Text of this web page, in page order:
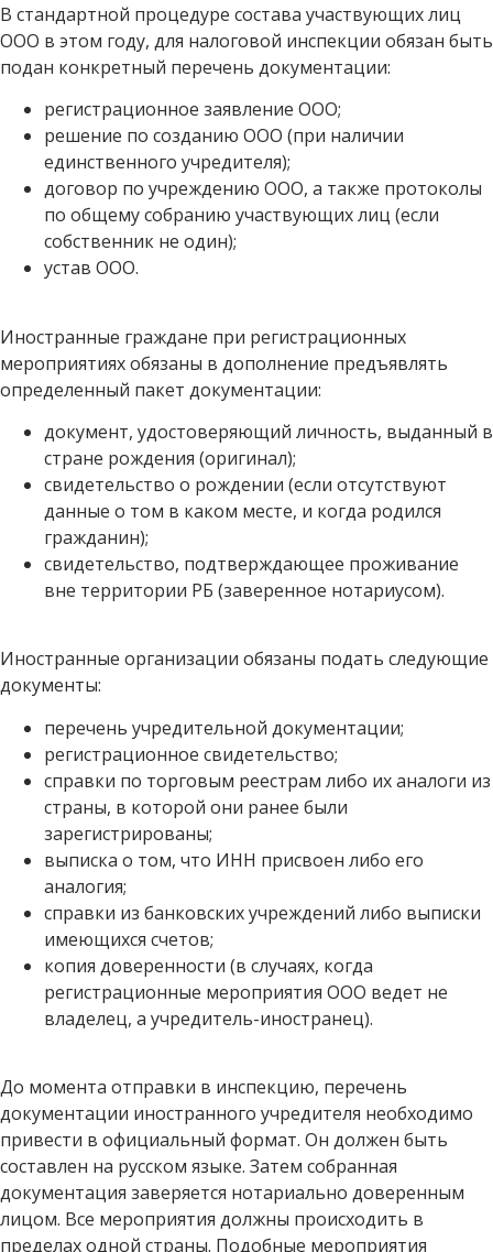
В стандартной процедуре состава участвующих лиц
ООО в этом году, для налоговой инспекции обязан быть
подан конкретный перечень документации:
регистрационное заявление ООО;
решение по созданию ООО (при наличии
единственного учредителя);
договор по учреждению ООО, а также протоколы
по общему собранию участвующих лиц (если
собственник не один);
устав ООО.
Иностранные граждане при регистрационных
мероприятиях обязаны в дополнение предъявлять
определенный пакет документации:
документ, удостоверяющий личность, выданный в
стране рождения (оригинал);
свидетельство о рождении (если отсутствуют
данные о том в каком месте, и когда родился
гражданин);
свидетельство, подтверждающее проживание
вне территории РБ (заверенное нотариусом).
Иностранные организации обязаны подать следующие
документы:
перечень учредительной документации;
регистрационное свидетельство;
справки по торговым реестрам либо их аналоги из
страны, в которой они ранее были
зарегистрированы;
выписка о том, что ИНН присвоен либо его
аналогия;
справки из банковских учреждений либо выписки
имеющихся счетов;
копия доверенности (в случаях, когда
регистрационные мероприятия ООО ведет не
владелец, а учредитель-иностранец).
До момента отправки в инспекцию, перечень
документации иностранного учредителя необходимо
привести в официальный формат. Он должен быть
составлен на русском языке. Затем собранная
документация заверяется нотариально доверенным
лицом. Все мероприятия должны происходить в
пределах одной страны. Подобные мероприятия